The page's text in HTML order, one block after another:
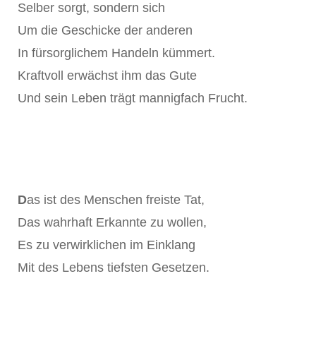
Selber sorgt, sondern sich
Um die Geschicke der anderen
In fürsorglichem Handeln kümmert.
Kraftvoll erwächst ihm das Gute
Und sein Leben trägt mannigfach Frucht.
Das ist des Menschen freiste Tat,
Das wahrhaft Erkannte zu wollen,
Es zu verwirklichen im Einklang
Mit des Lebens tiefsten Gesetzen.